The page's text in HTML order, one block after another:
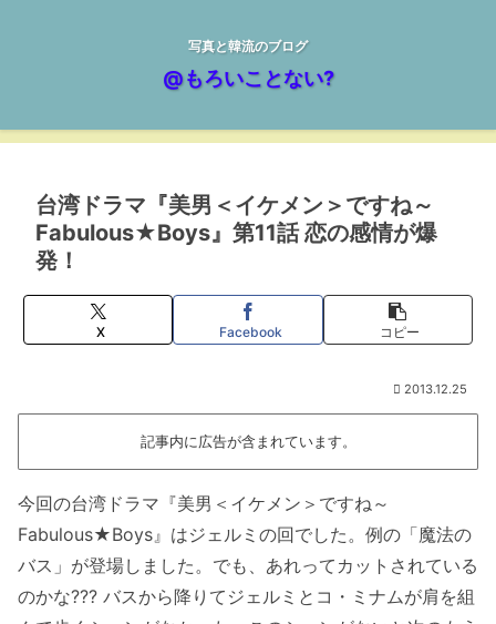
写真と韓流のブログ
@もろいことない?
台湾ドラマ『美男＜イケメン＞ですね～
Fabulous★Boys』第11話 恋の感情が爆
発！
X Facebook コピー
2013.12.25
記事内に広告が含まれています。
今回の台湾ドラマ『美男＜イケメン＞ですね～
Fabulous★Boys』はジェルミの回でした。例の「魔法の
バス」が登場しました。でも、あれってカットされている
のかな??? バスから降りてジェルミとコ・ミナムが肩を組